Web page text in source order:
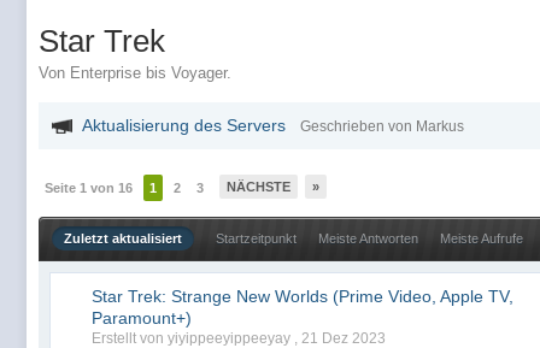
Star Trek
Von Enterprise bis Voyager.
Aktualisierung des Servers Geschrieben von Markus
Seite 1 von 16 1 2 3 NÄCHSTE »
Zuletzt aktualisiert Startzeitpunkt Meiste Antworten Meiste Aufrufe
Star Trek: Strange New Worlds (Prime Video, Apple TV,
Paramount+)
Erstellt von yiyippeeyippeeyay , 21 Dez 2023